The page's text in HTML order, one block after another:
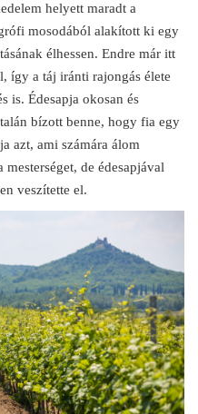
helyett maradt a
mosodából alakított ki egy
élhessen. Endre már itt
így a táj iránti rajongás élete
is. Édesapja okosan és
bízott benne, hogy fia egy
azt, ami számára álom
de édesapjával
veszítette el.